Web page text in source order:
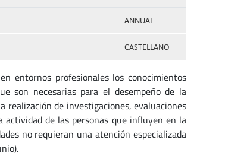
ANNUAL
CASTELLANO
entornos profesionales los conocimientos
son necesarias para el desempeño de la
realización de investigaciones, evaluaciones
actividad de las personas que influyen en la
no requieran una atención especializada